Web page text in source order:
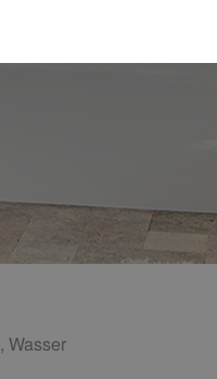
, Wasser